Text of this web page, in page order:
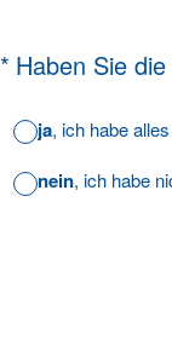
* Haben Sie
(Erforderlich.)
ja, ich habe
nein, ich habe